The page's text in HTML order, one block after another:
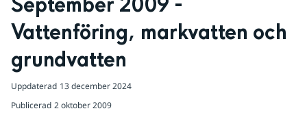
September 2009 -
Vattenföring, markvatten och
grundvatten
Uppdaterad 13 december 2024
Publicerad 2 oktober 2009